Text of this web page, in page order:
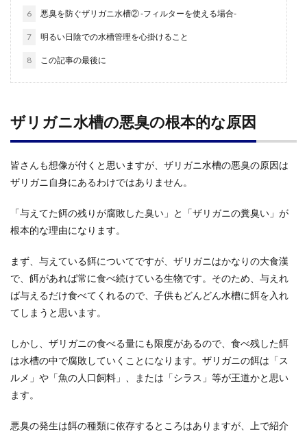
6 悪臭を防ぐザリガニ水槽② -フィルターを使える場合-
7 明るい日陰での水槽管理を心掛けること
8 この記事の最後に
ザリガニ水槽の悪臭の根本的な原因
皆さんも想像が付くと思いますが、ザリガニ水槽の悪臭の原因は
ザリガニ自身にあるわけではありません。
「与えてた餌の残りが腐敗した臭い」と「ザリガニの糞臭い」が
根本的な理由になります。
まず、与えている餌についてですが、ザリガニはかなりの大食漢
で、餌があれば常に食べ続けている生物です。そのため、与えれ
ば与えるだけ食べてくれるので、子供もどんどん水槽に餌を入れ
てしまうと思います。
しかし、ザリガニの食べる量にも限度があるので、食べ残した餌
は水槽の中で腐敗していくことになります。ザリガニの餌は「ス
ルメ」や「魚の人口飼料」、または「シラス」等が王道かと思い
ます。
悪臭の発生は餌の種類に依存するところはありますが、上で紹介